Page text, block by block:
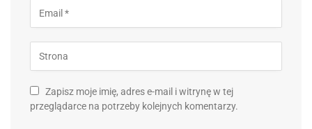
Zapisz moje imię, adres e-mail i witrynę w tej
przeglądarce na potrzeby kolejnych komentarzy.